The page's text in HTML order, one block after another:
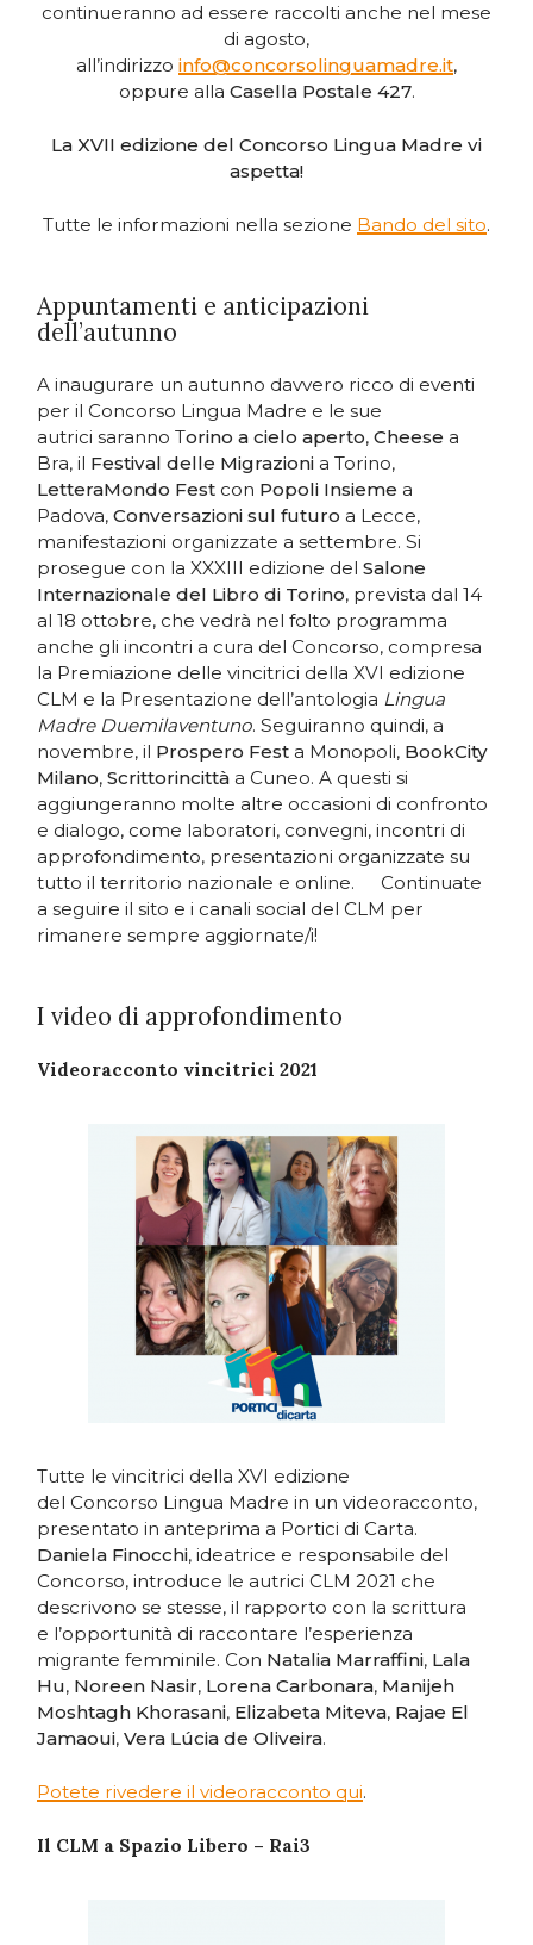
continueranno ad essere raccolti anche nel mese
di agosto,
all’indirizzo info@concorsolinguamadre.it,
oppure alla Casella Postale 427.
La XVII edizione del Concorso Lingua Madre vi
aspetta!
Tutte le informazioni nella sezione Bando del sito.
Appuntamenti e anticipazioni
dell’autunno
A inaugurare un autunno davvero ricco di eventi
per il Concorso Lingua Madre e le sue
autrici saranno Torino a cielo aperto,Cheese a
Bra, il Festival delle Migrazioni a Torino,
LetteraMondo Fest con Popoli Insieme a
Padova,Conversazioni sul futuro a Lecce,
manifestazioni organizzate a settembre. Si
prosegue con la XXXIII edizione delSalone
Internazionale del Libro di Torino, prevista dal 14
al 18 ottobre, che vedrà nel folto programma
anche gli incontri a cura del Concorso, compresa
la Premiazione delle vincitrici della XVI edizione
CLM e la Presentazione dell’antologia Lingua
Madre Duemilaventuno. Seguiranno quindi, a
novembre, il Prospero Fest a Monopoli, BookCity
Milano,Scrittorincittà a Cuneo. A questi si
aggiungeranno molte altre occasioni di confronto
e dialogo, come laboratori, convegni, incontri di
approfondimento, presentazioni organizzate su
tutto il territorio nazionale e online. Continuate
a seguire il sito e i canali social del CLM per
rimanere sempre aggiornate/i!
I video di approfondimento
Videoracconto vincitrici 2021
Tutte le vincitrici della XVI edizione
del Concorso Lingua Madre in un videoracconto,
presentato in anteprima a Portici di Carta.
Daniela Finocchi, ideatrice e responsabile del
Concorso, introduce le autrici CLM 2021 che
descrivono se stesse, il rapporto con la scrittura
e l’opportunità di raccontare l’esperienza
migrante femminile. Con Natalia Marraffini, Lala
Hu, Noreen Nasir, Lorena Carbonara, Manijeh
Moshtagh Khorasani, Elizabeta Miteva, Rajae El
Jamaoui,Vera Lúcia de Oliveira.
Potete rivedere il videoracconto qui.
Il CLM a Spazio Libero – Rai3